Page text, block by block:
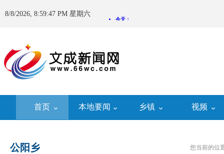
8/8/2026, 8:59:48 PM 星期六
首页 本地要闻 乡镇 视频
您当前的位
公阳乡